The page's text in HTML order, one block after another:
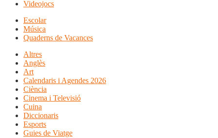
Videojocs
Escolar
Música
Quaderns de Vacances
Altres
Anglès
Art
Calendaris i Agendes 2026
Ciència
Cinema i Televisió
Cuina
Diccionaris
Esports
Guies de Viatge